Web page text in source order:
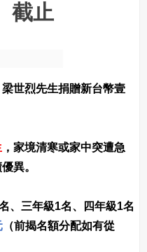
截止
世烈先生捐贈新台幣壹
，家境清寒或家中突遭急
異。
、三年級1名、四年級1名
（前揭名額分配如有從